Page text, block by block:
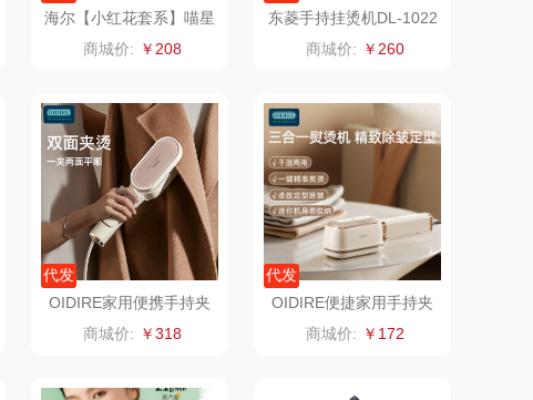
NUO
润本 德国蓝宝
SOHAMAN索哈曼 富安娜
张小泉 法乐兹
贝欧庄园 塞翁福
五芳斋 天生好果
海尔【小红花套系】喵星
人手持挂烫机HY-MC120
9F
商城价: ￥208
东菱手持挂烫机DL-1022
旅游出差便携式小型熨斗
礼品团购
商城价: ￥260
代发
OIDIRE家用便携手持夹
烫/挂烫机ODI-JTG01
商城价: ￥318
代发
OIDIRE便捷家用手持夹
烫/挂烫机ODI-GT06
商城价: ￥172